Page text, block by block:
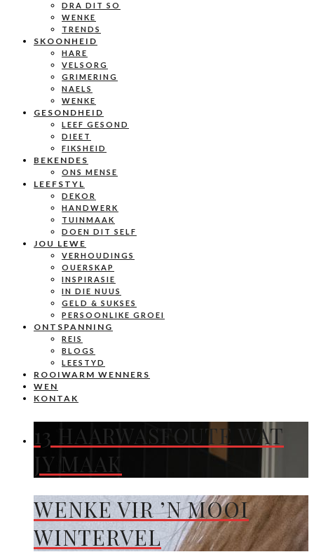
DRA DIT SO
WENKE
TRENDS
SKOONHEID
HARE
VELSORG
GRIMERING
NAELS
WENKE
GESONDHEID
LEEF GESOND
DIEET
FIKSHEID
BEKENDES
ONS MENSE
LEEFSTYL
DEKOR
HANDWERK
TUINMAAK
DOEN DIT SELF
JOU LEWE
VERHOUDINGS
OUERSKAP
INSPIRASIE
IN DIE NUUS
GELD & SUKSES
PERSOONLIKE GROEI
ONTSPANNING
REIS
BLOGS
LEESTYD
ROOIWARM WENNERS
WEN
KONTAK
13 HAARWASFOUTE WAT
JY MAAK
WENKE VIR ’N MOOI
WINTERVEL